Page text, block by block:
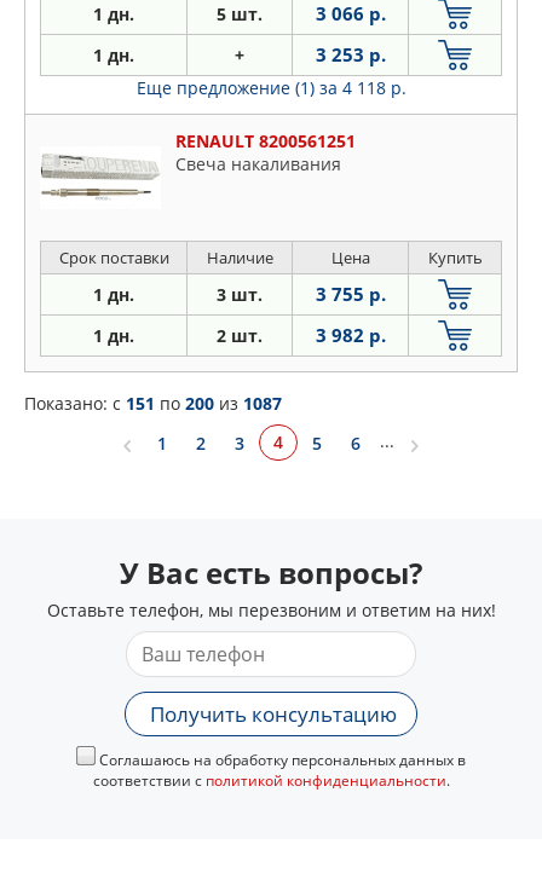
1 дн. 5 шт. 3 066 р.
1 дн. + 3 253 р.
Еще предложение (1) за 4 118 р.
RENAULT 8200561251
Свеча накаливания
Срок поставки Наличие Цена Купить
1 дн. 3 шт. 3 755 р.
1 дн. 2 шт. 3 982 р.
Показано: c 151 по 200 из 1087
1
2 3 4 5 6 ...
У Вас есть вопросы?
Оставьте телефон, мы перезвоним и ответим на них!
Получить консультацию
Соглашаюсь на обработку персональных данных в
соответствии с политикой конфиденциальности.